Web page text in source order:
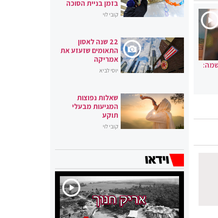
בזמן בניית הסוכה
קובי לוי
22 שנה לאסון
התאומים שזעזע את
אמריקה
יוסי לביא
שאלות נפוצות
המגיעות מבעלי
תוקע
קובי לוי